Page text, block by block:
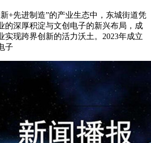
+先进制造”的产业生态中，东城街道凭
的深厚积淀与文创电子的新兴布局，成
实现跨界创新的活力沃土。2023年成立
子